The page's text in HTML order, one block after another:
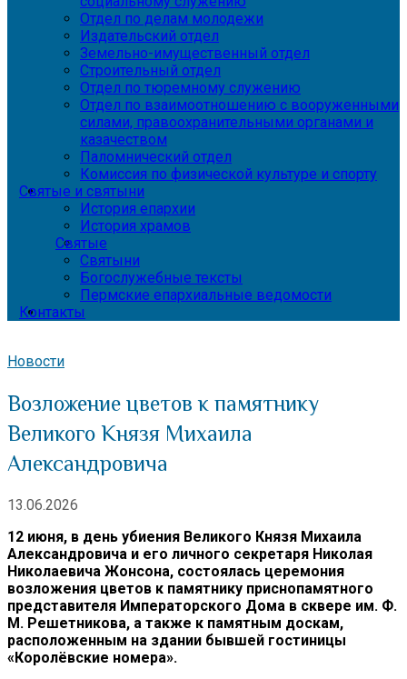
Отдел по делам молодежи
Издательский отдел
Земельно-имущественный отдел
Строительный отдел
Отдел по тюремному служению
Отдел по взаимоотношению с вооруженными
силами, правоохранительными органами и
казачеством
Паломнический отдел
Комиссия по физической культуре и спорту
Святые и святыни
История епархии
История храмов
Святые
Святыни
Богослужебные тексты
Пермские епархиальные ведомости
Контакты
Новости
Возложение цветов к памятнику
Великого Князя Михаила
Александровича
13.06.2026
12 июня, в день убиения Великого Князя Михаила
Александровича и его личного секретаря Николая
Николаевича Жонсона, состоялась церемония
возложения цветов к памятнику приснопамятного
представителя Императорского Дома в сквере им. Ф.
М. Решетникова, а также к памятным доскам,
расположенным на здании бывшей гостиницы
«Королёвские номера».